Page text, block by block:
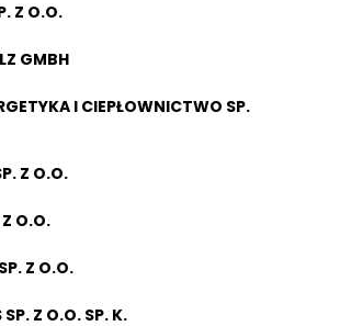
Z O.O.
GMBH
I CIEPŁOWNICTWO SP.
Z O.O.
O.O.
Z O.O.
SP. Z O.O. SP. K.